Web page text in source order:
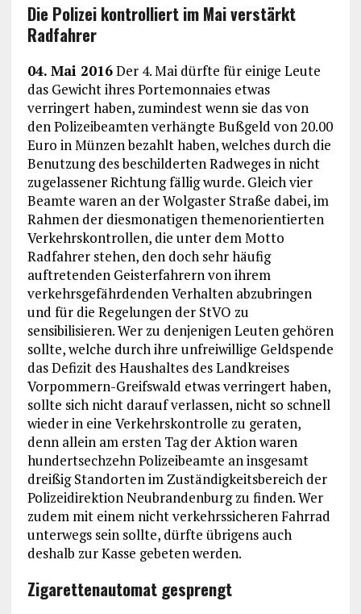
Die Polizei kontrolliert im Mai verstärkt
Radfahrer
04. Mai 2016Der 4. Mai dürfte für einige Leute
das Gewicht ihres Portemonnaies etwas
verringert haben, zumindest wenn sie das von
den Polizeibeamten verhängte Bußgeld von 20.00
Euro in Münzen bezahlt haben, welches durch die
Benutzung des beschilderten Radweges in nicht
zugelassener Richtung fällig wurde. Gleich vier
Beamte waren an der Wolgaster Straße dabei, im
Rahmen der diesmonatigen themenorientierten
Verkehrskontrollen, die unter dem Motto
Radfahrer stehen, den doch sehr häufig
auftretenden Geisterfahrern von ihrem
verkehrsgefährdenden Verhalten abzubringen
und für die Regelungen der StVO zu
sensibilisieren. Wer zu denjenigen Leuten gehören
sollte, welche durch ihre unfreiwillige Geldspende
das Defizit des Haushaltes des Landkreises
Vorpommern-Greifswald etwas verringert haben,
sollte sich nicht darauf verlassen, nicht so schnell
wieder in eine Verkehrskontrolle zu geraten,
denn allein am ersten Tag der Aktion waren
hundertsechzehn Polizeibeamte an insgesamt
dreißig Standorten im Zuständigkeitsbereich der
Polizeidirektion Neubrandenburg zu finden. Wer
zudem mit einem nicht verkehrssicheren Fahrrad
unterwegs sein sollte, dürfte übrigens auch
deshalb zur Kasse gebeten werden.
Zigarettenautomat gesprengt